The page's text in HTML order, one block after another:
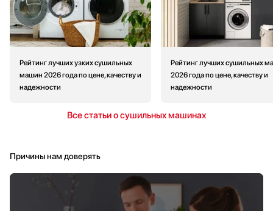
Все статьи о сушильных машинах
Рейтинг лучших узких сушильных
машин 2026 года по цене, качеству и
надежности
Рейтинг лучших сушильных
2026 года по цене, качеству и
надежности
Причины нам доверять